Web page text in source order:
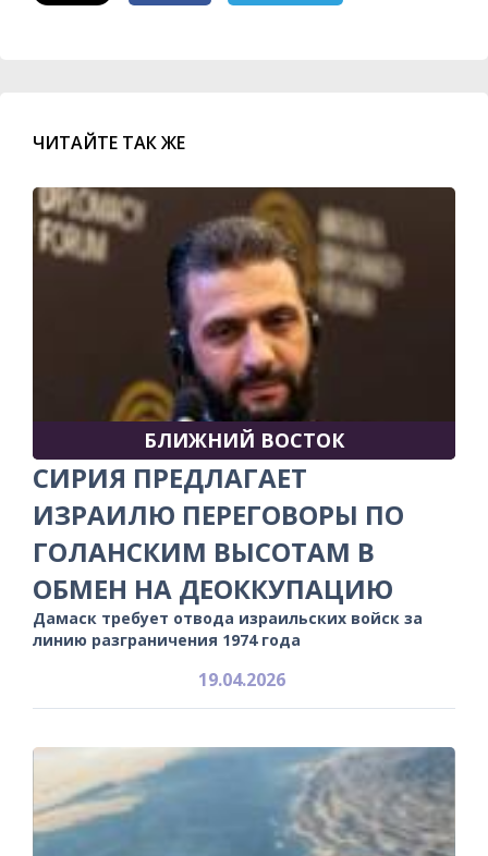
ЧИТАЙТЕ ТАК ЖЕ
БЛИЖНИЙ ВОСТОК
СИРИЯ ПРЕДЛАГАЕТ
ИЗРАИЛЮ ПЕРЕГОВОРЫ ПО
ГОЛАНСКИМ ВЫСОТАМ В
ОБМЕН НА ДЕОККУПАЦИЮ
Дамаск требует отвода израильских войск за
линию разграничения 1974 года
19.04.2026